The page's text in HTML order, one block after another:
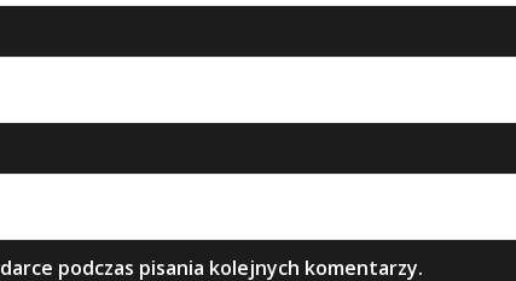
podczas pisania kolejnych komentarzy.